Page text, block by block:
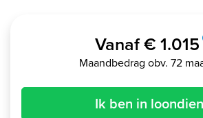
Vanaf € 1.015
Maandbedrag obv. 72
Ik ben in